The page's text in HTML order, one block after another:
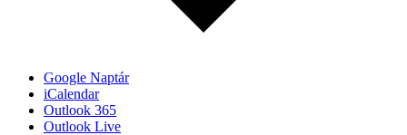
Google Naptár
iCalendar
Outlook 365
Outlook Live